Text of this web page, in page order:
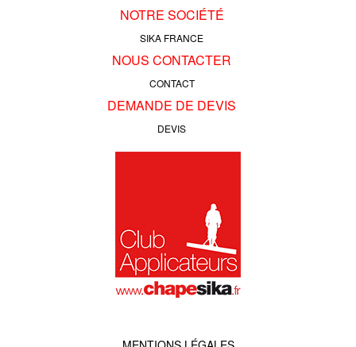
NOTRE SOCIÉTÉ
SIKA FRANCE
NOUS CONTACTER
CONTACT
DEMANDE DE DEVIS
DEVIS